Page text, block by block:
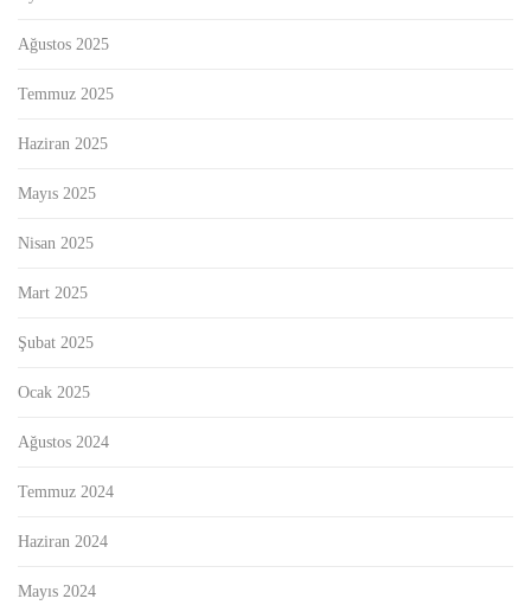
Ağustos 2025
Temmuz 2025
Haziran 2025
Mayıs 2025
Nisan 2025
Mart 2025
Şubat 2025
Ocak 2025
Ağustos 2024
Temmuz 2024
Haziran 2024
Mayıs 2024